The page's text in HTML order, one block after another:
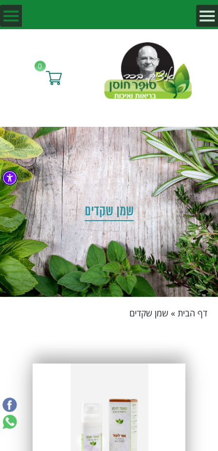
0
שמן שקדים
דף הבית » שמן שקדים